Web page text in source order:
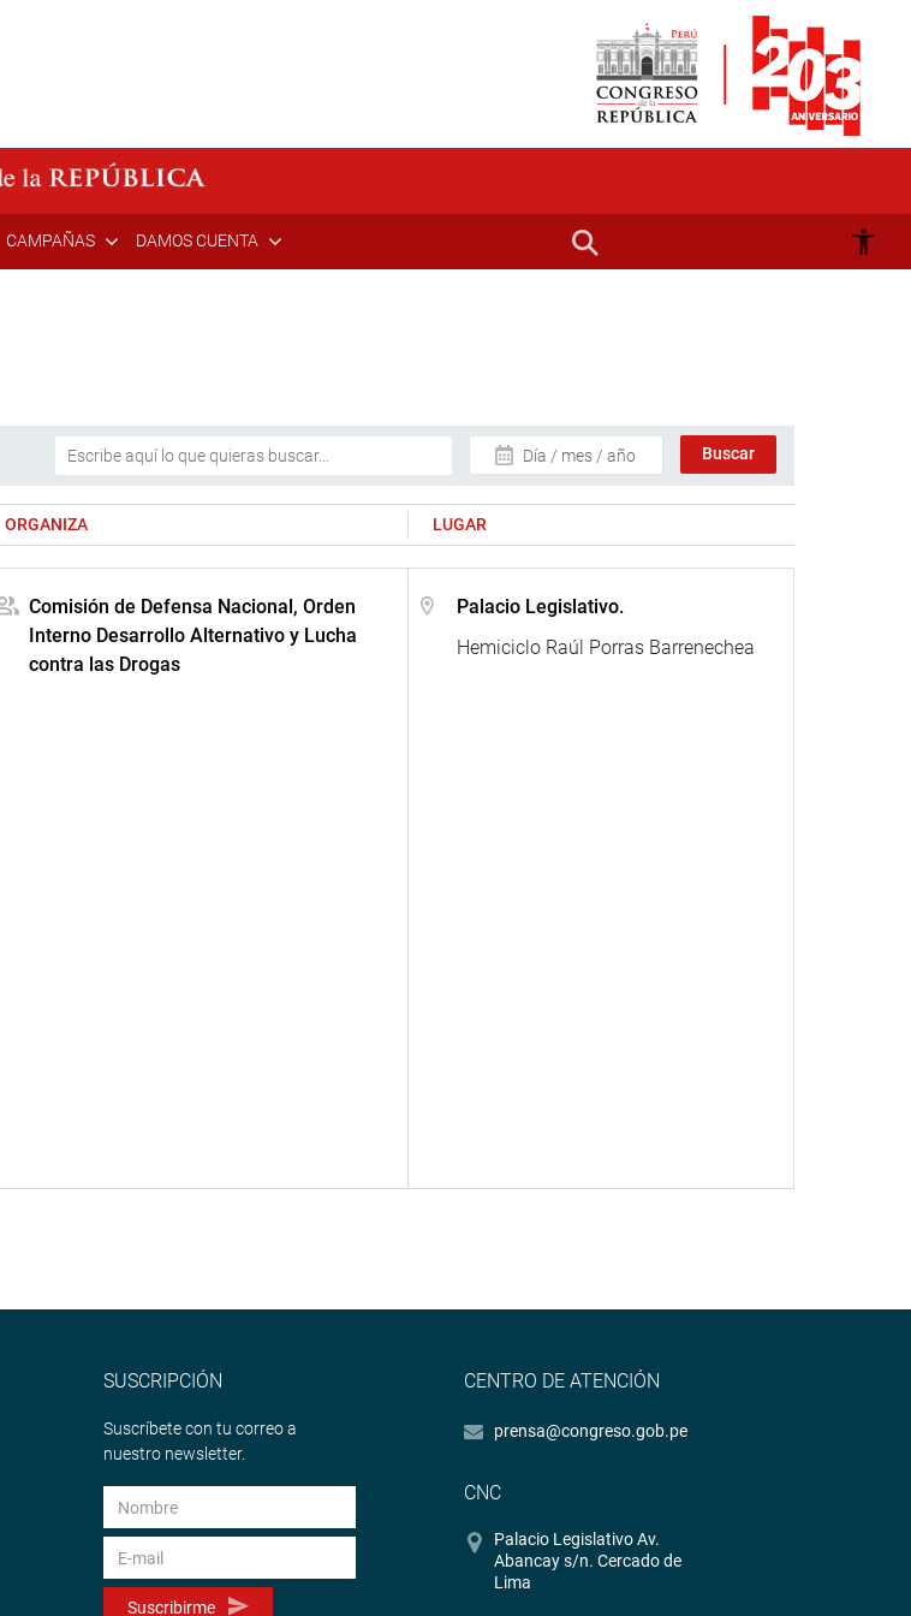
CAMPAÑAS DAMOS CUENTA
Día / mes / año
ORGANIZA LUGAR
Comisión de Defensa Nacional, Orden
Interno Desarrollo Alternativo y Lucha
contra las Drogas
Palacio Legislativo.
Hemiciclo Raúl Porras Barrenechea
SUSCRIPCIÓN
Suscríbete con tu correo a
nuestro newsletter.
Suscribirme
CENTRO DE ATENCIÓN
prensa@congreso.gob.pe
CNC
Palacio Legislativo Av.
Abancay s/n. Cercado de
Lima